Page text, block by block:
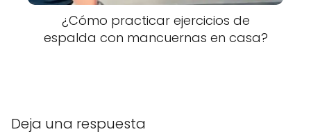
¿Cómo practicar ejercicios de
espalda con mancuernas en casa?
Deja una respuesta